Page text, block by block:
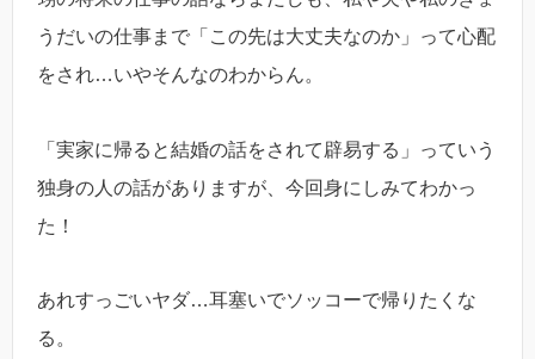
うだいの仕事まで「この先は大丈夫なのか」って心配
をされ…いやそんなのわからん。
「実家に帰ると結婚の話をされて辟易する」っていう
独身の人の話がありますが、今回身にしみてわかっ
た！
あれすっごいヤダ…耳塞いでソッコーで帰りたくな
る。